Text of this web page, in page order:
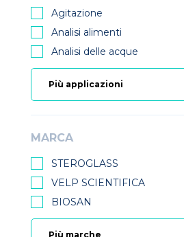
Agitazione
Analisi alimenti
Analisi delle acque
MARCA
STEROGLASS
VELP SCIENTIFICA
BIOSAN